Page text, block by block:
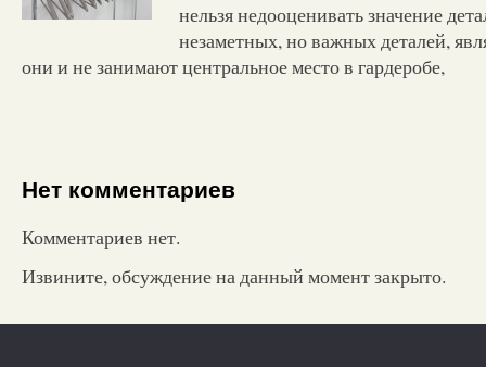
нельзя недооценивать значение
незаметных, но важных деталей,
они и не занимают центральное место в гардеробе,
Нет комментариев
Комментариев нет.
Извините, обсуждение на данный момент закрыто.